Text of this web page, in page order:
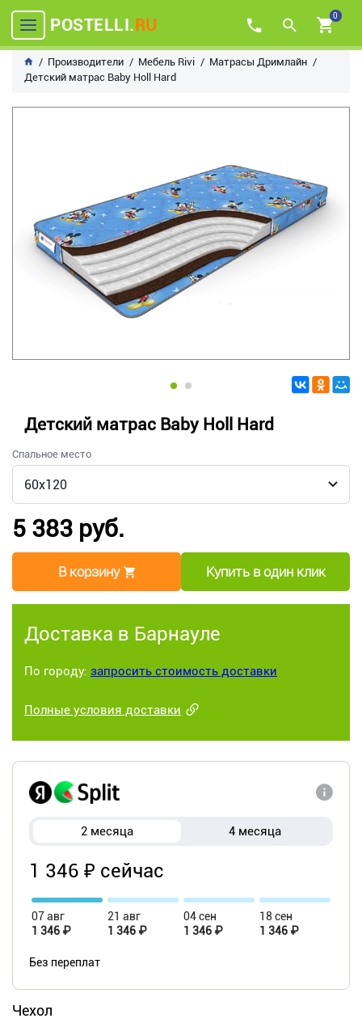
POSTELLI.RU 0
Производители Мебель Rivi
Матрасы Дримлайн
Детский матрас Baby Holl Hard
Детский матрас Baby Holl Hard
Спальное место
5 383 руб.
В корзину Купить в один клик
Доставка в Барнауле
По городу: запросить стоимость доставки
Полные условия доставки
2 месяца 4 месяца
1 346 ₽ сейчас
07 авг
1 346 ₽
21 авг
1 346 ₽
04 сен
1 346 ₽
18 сен
1 346 ₽
Без переплат
Чехол